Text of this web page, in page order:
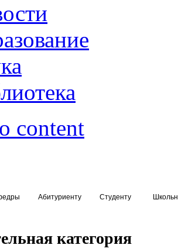
content
Абитуриенту Студенту
категория